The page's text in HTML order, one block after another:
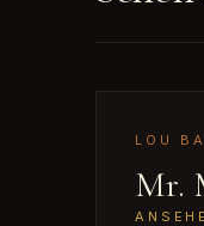
LOU
Mr.